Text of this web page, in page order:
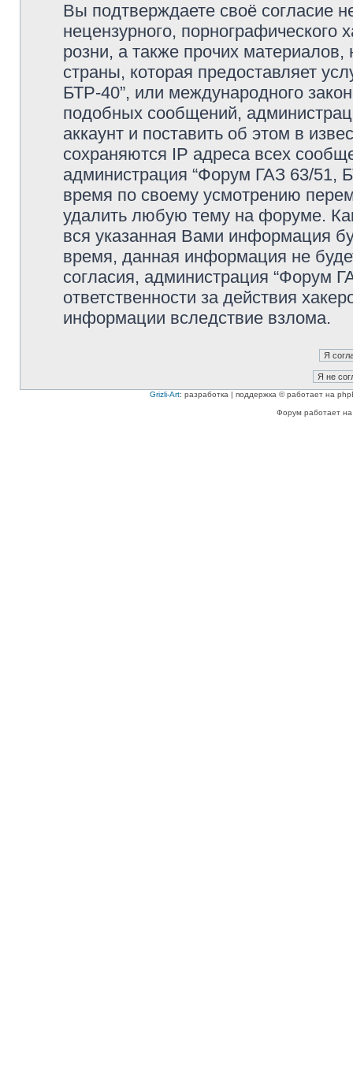
Вы подтверждаете своё согласие
нецензурного, порнографического
розни, а также прочих
страны, которая предоставляет
БТР-40”, или международного
подобных сообщений,
аккаунт и поставить об этом в
сохраняются IP адреса всех
администрация “Форум ГАЗ 63/51,
время по своему усмотрению
удалить любую тему на форуме.
вся указанная Вами информация
время, данная информация не
согласия, администрация “Форум
ответственности за действия
информации вследствие взлома.
Grizli-Art: разработка | поддержка © работает на
Форум работает